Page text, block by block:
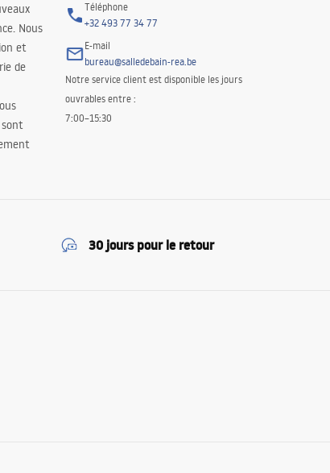
Nous
et
de
Téléphone
+32 493 77 34 77
E-mail
bureau@salledebain-rea.be
Notre service client est disponible les jours
ouvrables entre :
7:00–15:30
30 jours pour le retour